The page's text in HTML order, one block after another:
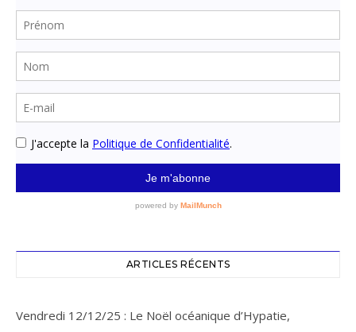
ARTICLES RÉCENTS
Vendredi 12/12/25 : Le Noël océanique d’Hypatie,